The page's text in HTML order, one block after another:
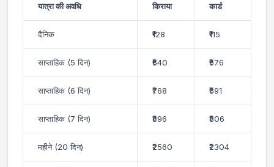
यात्रा की अवधि
किराया
कार्ड
दैनिक ₹128 ₹115
साप्ताहिक (5 दिन) ₹640 ₹576
साप्ताहिक (6 दिन) ₹768 ₹691
साप्ताहिक (7 दिन) ₹896 ₹806
महीने (20 दिन) ₹2560 ₹2304